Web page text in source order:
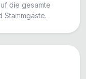
die gesamte
Stammgäste.